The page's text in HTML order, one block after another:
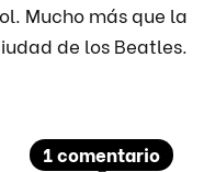
Mucho más que la
de los Beatles.
1 comentario